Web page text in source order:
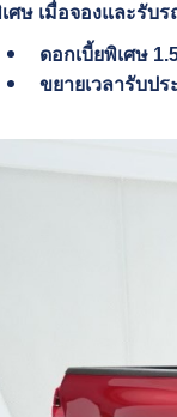
ศษ เมื่อจองและรับ
ดอกเบี้ยพิเศษ
ขยายเวลารับป